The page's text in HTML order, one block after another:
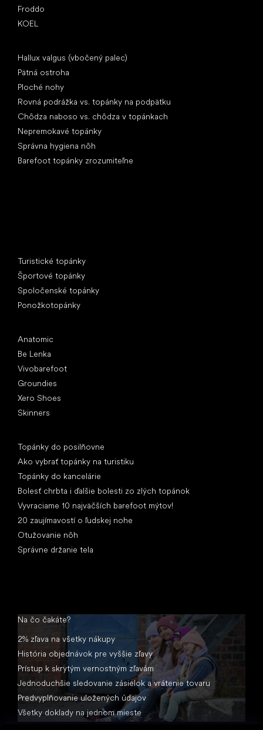
Froddo
KOEL
Hallux valgus (vbočený palec)
Pätná ostroha
Ploché nohy
Rovná podrážka vs. topánky na podpätku
Chôdza naboso vs. chôdza v topánkach
Nepremokavé topánky
Správna hygiena nôh
Barefoot topánky zrozumiteľne
Turistické topánky
Športové topánky
Spoločenské topánky
Ponožkotopánky
Anatomic
Be Lenka
Vivobarefoot
Groundies
Xero Shoes
Skinners
Topánky do posilňovne
Ako vybrať topánky na turistiku
Topánky do kancelárie
Bolesť chrbta i ďalšie bolesti zo zlých topánok
Vyvraciame 10 najväčších barefoot mýtov!
20 zaujímavostí o ľudskej nohe
Otužovanie nôh
Správne držanie tela
Na čo čakáte?
2% zľava na všetky nákupy
História objednávok pre vyššie zľavy
Prístup k skrytým vernostným zľavám
Jednoduchšie sledovanie zásielok a vrátenie tovaru
Predvyplňovanie uložených údajov
Všetky doklady na jednom mieste